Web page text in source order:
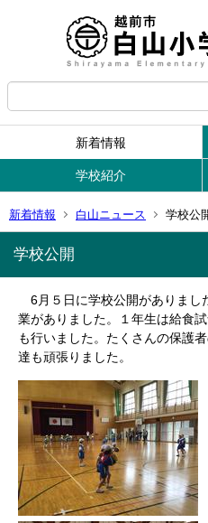
新着情報
学校紹介
新着情報 白山ニュース 学校公
学校公開
6月５日に学校公開がありまし
業がありました。
１年生は給食
も行いました。 たくさんの保護
達も頑張りました。